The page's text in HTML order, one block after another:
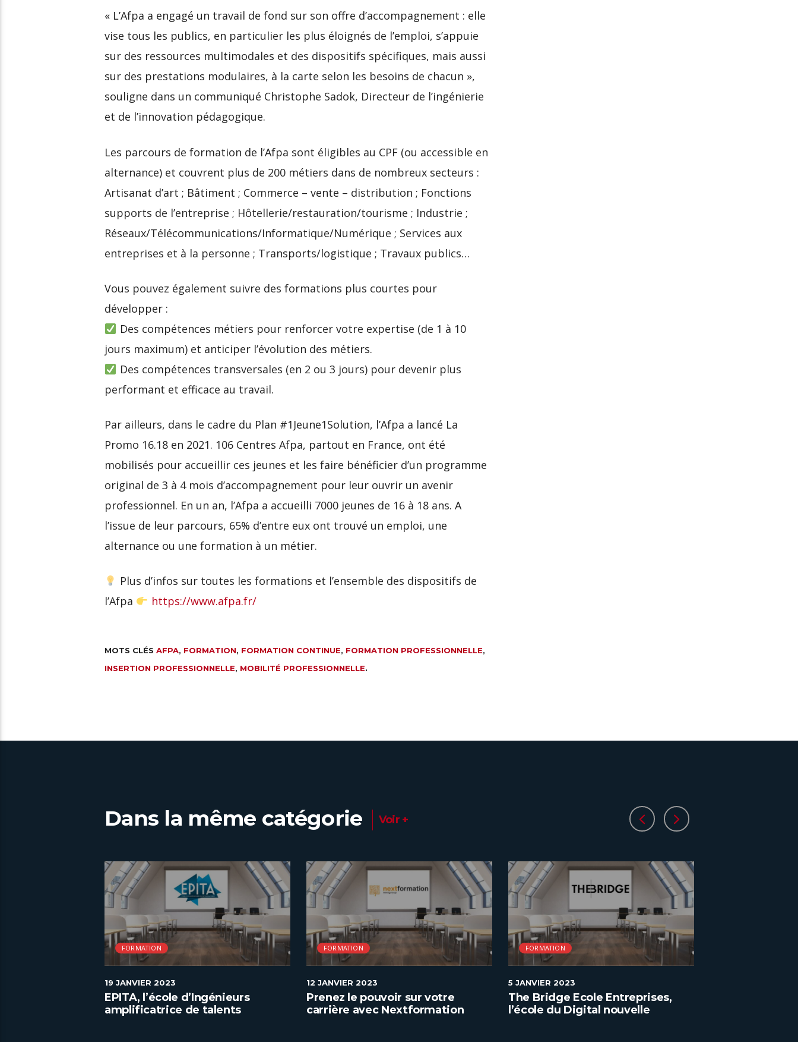
« L’Afpa a engagé un travail de fond sur son offre d’accompagnement : elle
vise tous les publics, en particulier les plus éloignés de l’emploi, s’appuie
sur des ressources multimodales et des dispositifs spécifiques, mais aussi
sur des prestations modulaires, à la carte selon les besoins de chacun »,
souligne dans un communiqué Christophe Sadok, Directeur de l’ingénierie
et de l’innovation pédagogique.
Les parcours de formation de l’Afpa sont éligibles au CPF (ou accessible en
alternance) et couvrent plus de 200 métiers dans de nombreux secteurs :
Artisanat d’art ; Bâtiment ; Commerce – vente – distribution ; Fonctions
supports de l’entreprise ; Hôtellerie/restauration/tourisme ; Industrie ;
Réseaux/Télécommunications/Informatique/Numérique ; Services aux
entreprises et à la personne ; Transports/logistique ; Travaux publics…
Vous pouvez également suivre des formations plus courtes pour
développer :
Des compétences métiers pour renforcer votre expertise (de 1 à 10
jours maximum) et anticiper l’évolution des métiers.
Des compétences transversales (en 2 ou 3 jours) pour devenir plus
performant et efficace au travail.
Par ailleurs, dans le cadre du Plan #1Jeune1Solution, l’Afpa a lancé La
Promo 16.18 en 2021. 106 Centres Afpa, partout en France, ont été
mobilisés pour accueillir ces jeunes et les faire bénéficier d’un programme
original de 3 à 4 mois d’accompagnement pour leur ouvrir un avenir
professionnel. En un an, l’Afpa a accueilli 7000 jeunes de 16 à 18 ans. A
l’issue de leur parcours, 65% d’entre eux ont trouvé un emploi, une
alternance ou une formation à un métier.
Plus d’infos sur toutes les formations et l’ensemble des dispositifs de
l’Afpa
https://www.afpa.fr/
MOTS CLÉS AFPA, FORMATION, FORMATION CONTINUE, FORMATION PROFESSIONNELLE,
INSERTION PROFESSIONNELLE, MOBILITÉ PROFESSIONNELLE.
Dans la même catégorie Voir +
FORMATION
19 JANVIER 2023
EPITA, l’école d’Ingénieurs
amplificatrice de talents
FORMATION
12 JANVIER 2023
Prenez le pouvoir sur votre
carrière avec Nextformation
FORMATION
5 JANVIER 2023
The Bridge Ecole Entreprises,
l’école du Digital nouvelle